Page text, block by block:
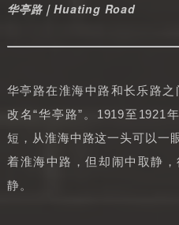
华亭路｜Huating Road
华亭路在淮海中路和长乐路
改名“华亭路”。1919至1921
短，从淮海中路这一头可以一
着淮海中路，但却闹中取静
静。